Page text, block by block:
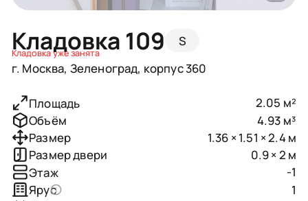
Кладовка 109 S
Кладовка уже занята
г. Москва, Зеленоград, корпус 360
Площадь
2.05 м²
Объём
4.93 м³
Размер
1.36 × 1.51 × 2.4 м
Размер двери
0.9 × 2 м
Этаж
-1
Ярус
1